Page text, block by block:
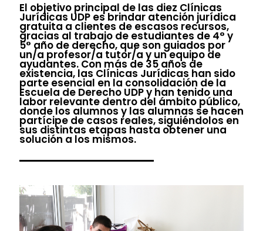
El objetivo principal de las diez Clínicas
Jurídicas UDP es brindar atención jurídica
gratuita a clientes de escasos recursos,
gracias al trabajo de estudiantes de 4° y
5° año de derecho, que son guiados por
un/a profesor/a tutor/a y un equipo de
ayudantes. Con más de 35 años de
existencia, las Clínicas Jurídicas han sido
parte esencial en la consolidación de la
Escuela de Derecho UDP y han tenido una
labor relevante dentro del ámbito público,
donde los alumnos y las alumnas se hacen
partícipe de casos reales, siguiéndolos en
sus distintas etapas hasta obtener una
solución a los mismos.